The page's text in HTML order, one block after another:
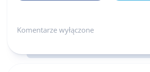
Komentarze wyłączone